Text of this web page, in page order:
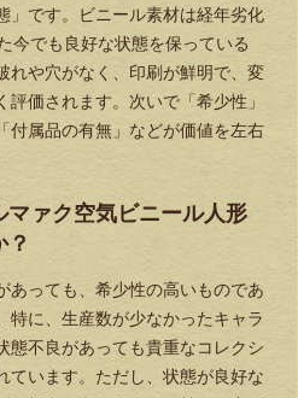
」です。ビニール素材は経年劣化
今でも良好な状態を保っている
れや穴がなく、印刷が鮮明で、変
価されます。次いで「希少性」
付属品の有無」などが価値を左右
ァク空気ビニール人形
？
あっても、希少性の高いものであ
特に、生産数が少なかったキャラ
態不良があっても貴重なコレクシ
ています。ただし、状態が良好な